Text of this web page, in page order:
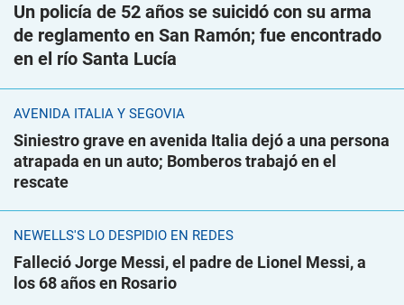
Un policía de 52 años se suicidó con su arma
de reglamento en San Ramón; fue encontrado
en el río Santa Lucía
AVENIDA ITALIA Y SEGOVIA
Siniestro grave en avenida Italia dejó a una persona
atrapada en un auto; Bomberos trabajó en el
rescate
NEWELLS'S LO DESPIDIÓ EN REDES
Falleció Jorge Messi, el padre de Lionel Messi, a
los 68 años en Rosario